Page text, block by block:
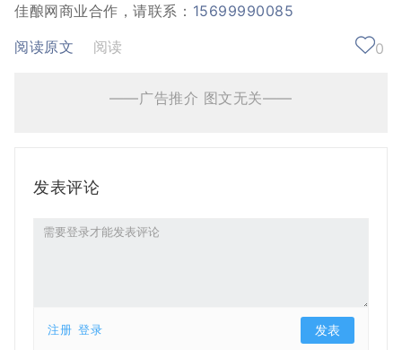
佳酿网商业合作，请联系： 15699990085
阅读原文
阅读 0
——广告推介 图文无关——
发表评论
注册 登录